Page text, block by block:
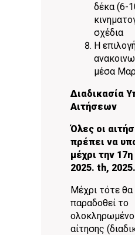
δέκα (6-
σχέδια
Η
μέσα
Διαδικασία
Αιτήσεων
Όλες οι
πρέπει να
μέχρι την
2025. th, 2025.
Μέχρι τότε θα
παραδοθεί το
αίτησης